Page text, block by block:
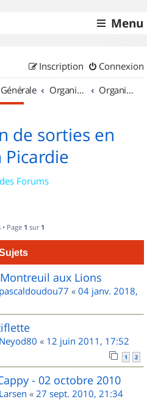
Menu
Connexion
Inscription
Générale Organisation de sorties & Recherche de partenaires Organisation de sorties en région Picardie
de sorties en
Picardie
Forums
Page 1 sur 1
aux Lions
pascaldoudou77 « 04 janv. 2018,
Neyod80 « 12 juin 2011, 17:52
1 2
- 02 octobre 2010
Larsen « 27 sept. 2010, 21:34